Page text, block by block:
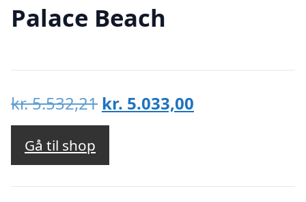
Palace Beach
kr.5.532,21 Den
oprindelige
var:
kr. 5.532,21.
kr. 5.033,00
kr. 5.033,00.
Gå til shop